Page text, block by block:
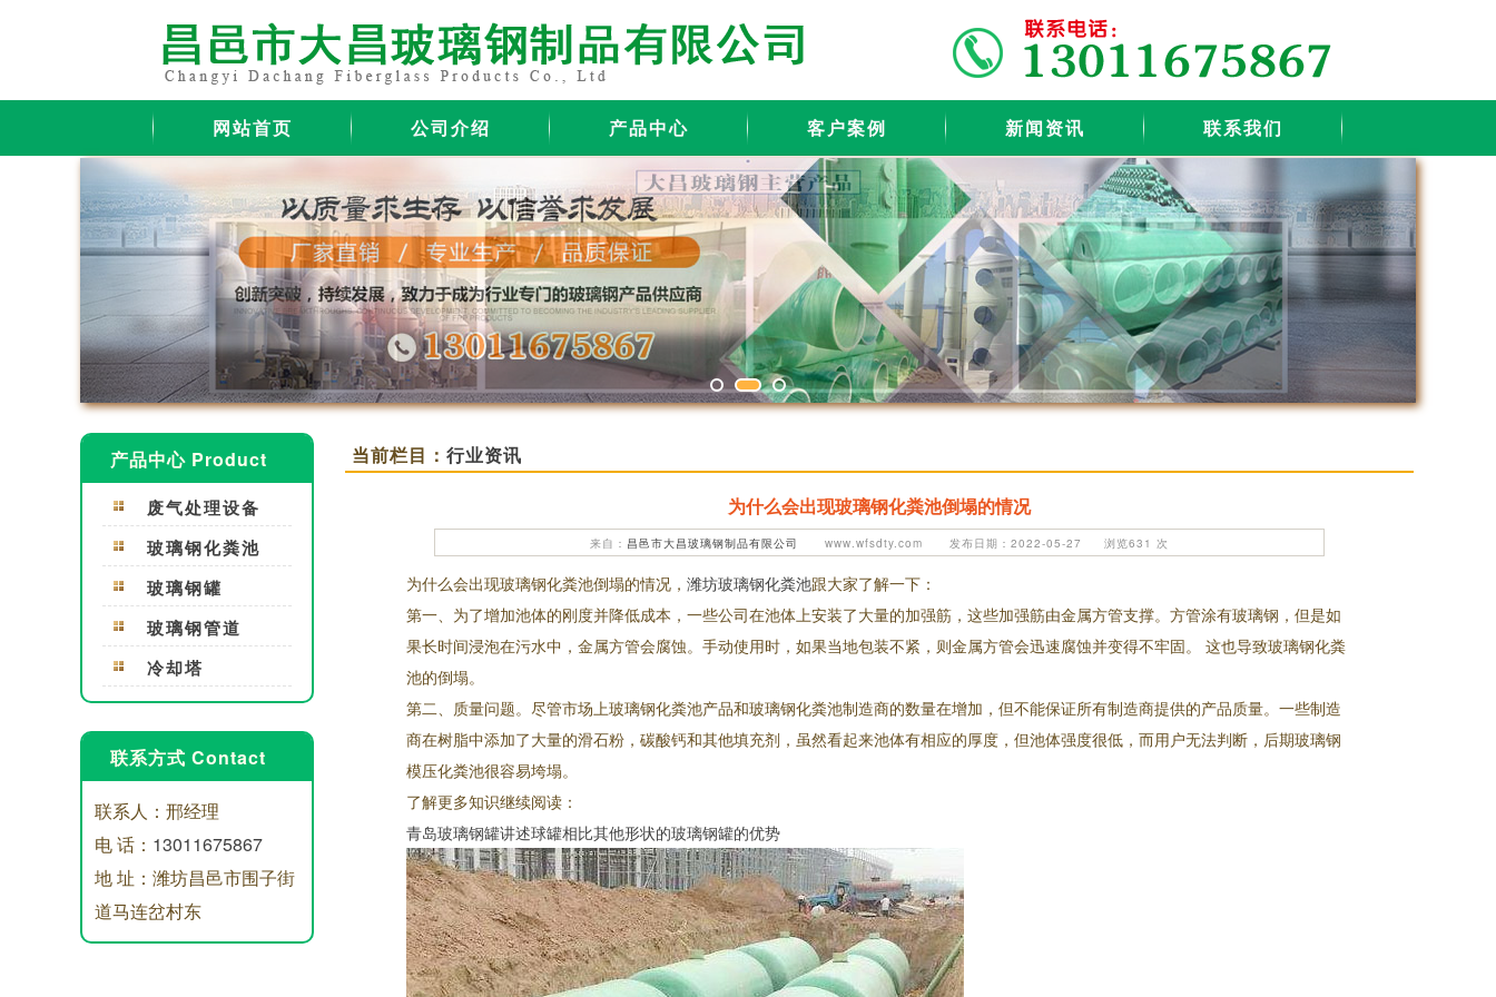
网站首页 公司介绍 产品中心 客户案例 新闻资讯 联系我们
1 2 3
产品中心 Product
废气处理设备
玻璃钢化粪池
玻璃钢罐
玻璃钢管道
冷却塔
联系方式 Contact
联系人：邢经理
电 话： 13011675867
地 址：潍坊昌邑市围子街
道马连岔村东
当前栏目： 行业资讯
为什么会出现玻璃钢化粪池倒塌的情况
来自： 昌邑市大昌玻璃钢制品有限公司 www.wfsdty.com 发布日期：2022-05-27 浏览631 次
为什么会出现玻璃钢化粪池倒塌的情况， 潍坊玻璃钢化粪池跟大家了解一下：
第一、为了增加池体的刚度并降低成本，一些公司在池体上安装了大量的加强筋，这些加强筋由金属方管支撑。方管涂有玻璃钢，但是如
果长时间浸泡在污水中，金属方管会腐蚀。手动使用时，如果当地包装不紧，则金属方管会迅速腐蚀并变得不牢固。 这也导致玻璃钢化粪
池的倒塌。
第二、质量问题。尽管市场上玻璃钢化粪池产品和玻璃钢化粪池制造商的数量在增加，但不能保证所有制造商提供的产品质量。一些制造
商在树脂中添加了大量的滑石粉，碳酸钙和其他填充剂，虽然看起来池体有相应的厚度，但池体强度很低，而用户无法判断，后期玻璃钢
模压化粪池很容易垮塌。
了解更多知识继续阅读：
青岛玻璃钢罐讲述球罐相比其他形状的玻璃钢罐的优势